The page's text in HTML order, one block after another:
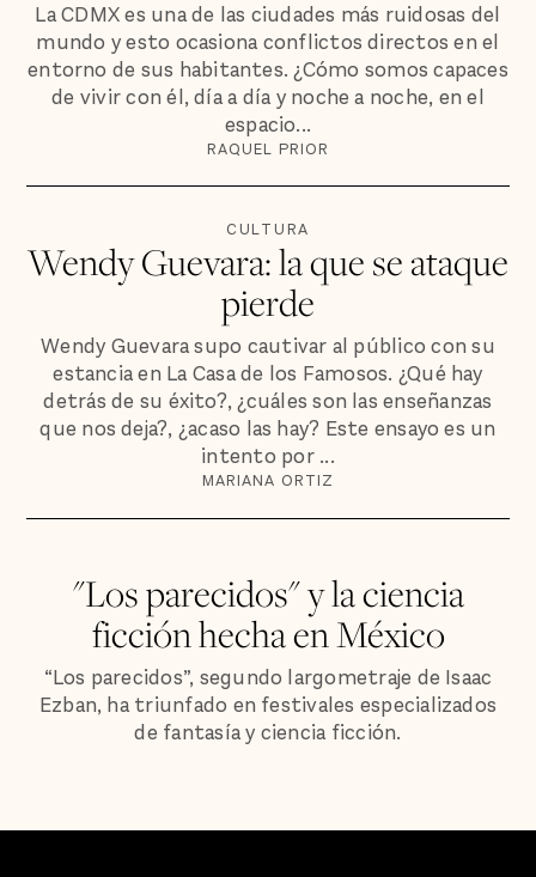
La CDMX es una de las ciudades más ruidosas del
mundo y esto ocasiona conflictos directos en el
entorno de sus habitantes. ¿Cómo somos capaces
de vivir con él, día a día y noche a noche, en el
espacio...
RAQUEL PRIOR
CULTURA
Wendy Guevara: la que se ataque
pierde
Wendy Guevara supo cautivar al público con su
estancia en La Casa de los Famosos. ¿Qué hay
detrás de su éxito?, ¿cuáles son las enseñanzas
que nos deja?, ¿acaso las hay? Este ensayo es un
intento por ...
MARIANA ORTIZ
"Los parecidos" y la ciencia
ficción hecha en México
“Los parecidos”, segundo largometraje de Isaac
Ezban, ha triunfado en festivales especializados
de fantasía y ciencia ficción.